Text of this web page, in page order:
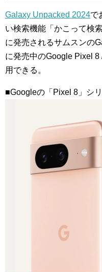
Galaxy Unpacked 2024で
い検索機能「かこって検
に発売されるサムスンの
に発売中のGoogle Pixel 8
用できる。
■Googleの「Pixel 8」シ